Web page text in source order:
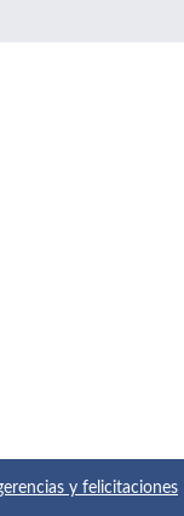
y felicitaciones